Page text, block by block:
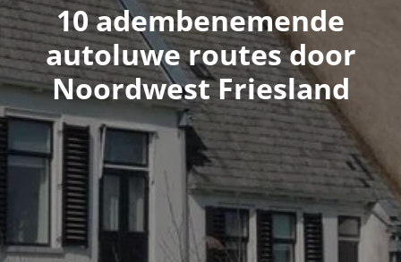
10 adembenemende
autoluwe routes door
Noordwest Friesland